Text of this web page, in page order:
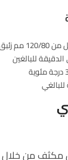
زئبق
مكثف من خلال